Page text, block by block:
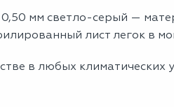
мм светло-серый —
лист легок в
в любых климатических